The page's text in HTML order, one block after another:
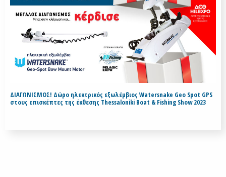
ΔΙΑΓΩΝΙΣΜΟΣ! Δώρο ηλεκτρικός εξωλέμβιος Watersnake Geo Spot GPS
στους επισκέπτες της έκθεσης Thessaloniki Boat & Fishing Show 2023